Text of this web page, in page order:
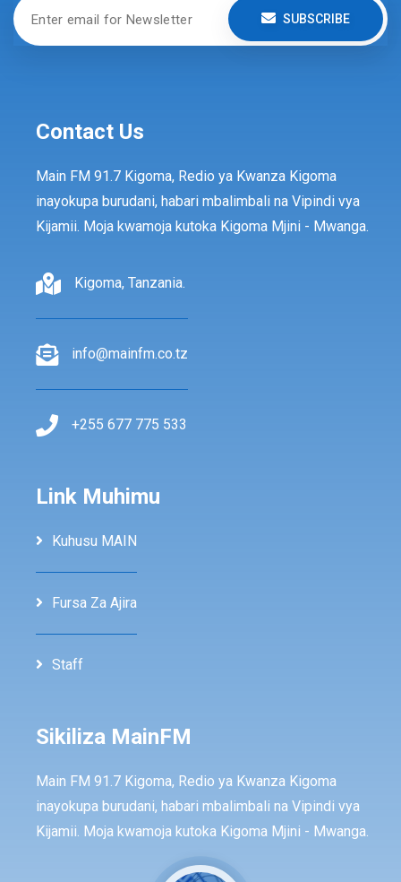
SUBSCRIBE
Contact Us
Main FM 91.7 Kigoma, Redio ya Kwanza Kigoma
inayokupa burudani, habari mbalimbali na Vipindi vya
Kijamii. Moja kwamoja kutoka Kigoma Mjini - Mwanga.
Kigoma, Tanzania.
info@mainfm.co.tz
+255 677 775 533
Link Muhimu
Kuhusu MAIN
Fursa Za Ajira
Staff
Sikiliza MainFM
Main FM 91.7 Kigoma, Redio ya Kwanza Kigoma
inayokupa burudani, habari mbalimbali na Vipindi vya
Kijamii. Moja kwamoja kutoka Kigoma Mjini - Mwanga.